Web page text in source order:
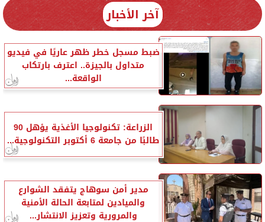
آخر الأخبار
ضبط مسجل خطر ظهر عاريًا في فيديو
متداول بالجيزة.. اعترف بارتكاب
الواقعة...
الزراعة: تكنولوجيا الأغذية يؤهل 90
طالبًا من جامعة 6 أكتوبر التكنولوجية...
مدير أمن سوهاج يتفقد الشوارع
والميادين لمتابعة الحالة الأمنية
والمرورية وتعزيز الانتشار...